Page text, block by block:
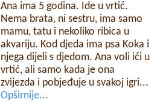
Ana ima 5 godina. Ide u vrtić.
Nema brata, ni sestru, ima samo
mamu, tatu i nekoliko ribica u
akvariju. Kod djeda ima psa Koka i
njega dijeli s djedom. Ana voli ići u
vrtić, ali samo kada je ona
zvijezda i pobjeđuje u svakoj igri...
Opširnije...